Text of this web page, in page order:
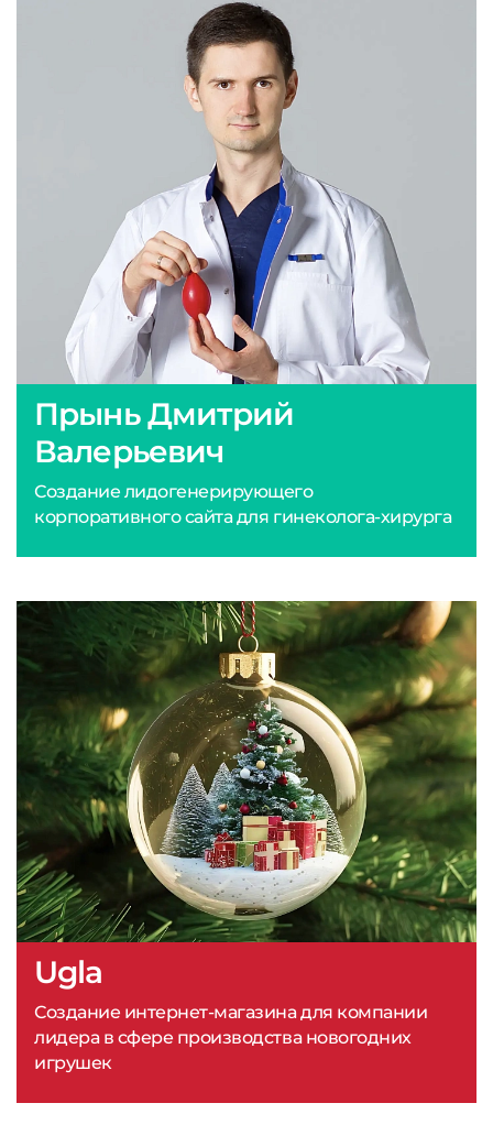
Ugla
Создание интернет-магазина для компании
лидера в сфере производства новогодних
игрушек
Прынь Дмитрий
Валерьевич
Создание лидогенерирующего
корпоративного сайта для гинеколога-хирурга